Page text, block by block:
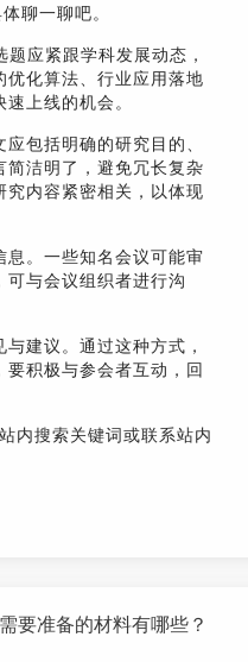
聊一聊吧。
应紧跟学科发展动态，
优化算法、行业应用落地
上线的机会。
包括明确的研究目的、
简洁明了，避免冗长复杂
究内容紧密相关，以体现
息。一些知名会议可能审
与会议组织者进行沟
建议。通过这种方式，
积极与参会者互动，回
内搜索关键词或联系站内
要准备的材料有哪些？